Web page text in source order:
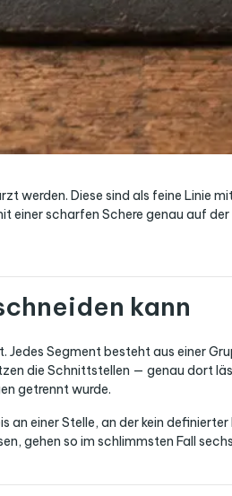
werden. Diese sind als feine Linie
scharfen Schere genau auf
kann
Segment besteht aus einer
die Schnittstellen — genau dort
getrennt wurde.
einer Stelle, an der kein
gehen so im schlimmsten Fall